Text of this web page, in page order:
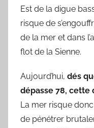
Est de la digue
risque de
de la mer et dans
flot de la Sienne.
Aujourd’hui, dés
dépasse 78, cette
La mer risque
de pénétrer